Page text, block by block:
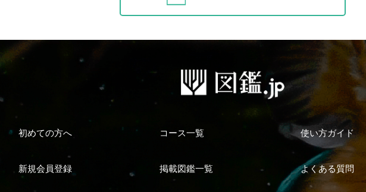
初めての方へ コース一覧 使い方ガイド
新規会員登録 掲載図鑑一覧 よくある質問